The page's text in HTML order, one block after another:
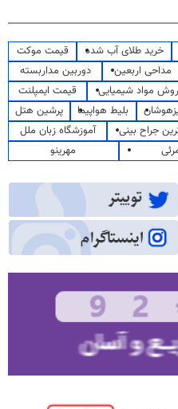
خرید طلای آب شده
قیمت موکت
مداحی اربعین
دوربین مداربسته
مواد شیمیایی
قیمت ایمپلنت
بلیط هواپیما
پرشین هتل
جراح بینی
آموزشگاه زبان ملل
مهرینو